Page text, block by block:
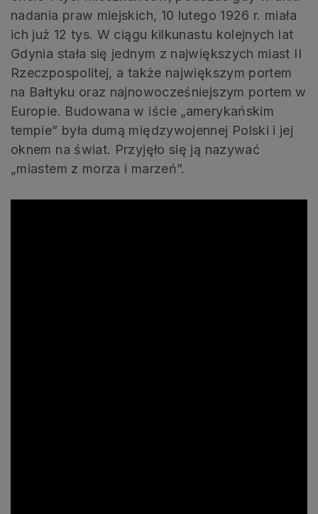
nadania praw miejskich, 10 lutego 1926 r. miała
ich już 12 tys. W ciągu kilkunastu kolejnych lat
Gdynia stała się jednym z największych miast II
Rzeczpospolitej, a także największym portem
na Bałtyku oraz najnowocześniejszym portem w
Europie. Budowana w iście „amerykańskim
tempie” była dumą międzywojennej Polski i jej
oknem na świat. Przyjęło się ją nazywać
„miastem z morza i marzeń”.